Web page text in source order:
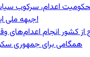
محکومیت اعدام، سرکوب
جبهه ملی ایران: ماشین اعدام را متوقف کنید!
از کشور انجام اعدام‌های
همگامی برای جمهوری